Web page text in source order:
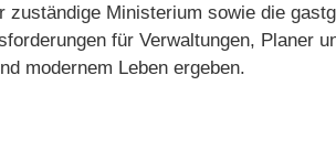
zuständige Ministerium sowie die
für Verwaltungen, Planer
modernem Leben ergeben.